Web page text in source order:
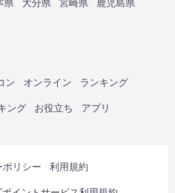
ン オンライン ランキング
ング お役立ち アプリ
ポリシー 利用規約